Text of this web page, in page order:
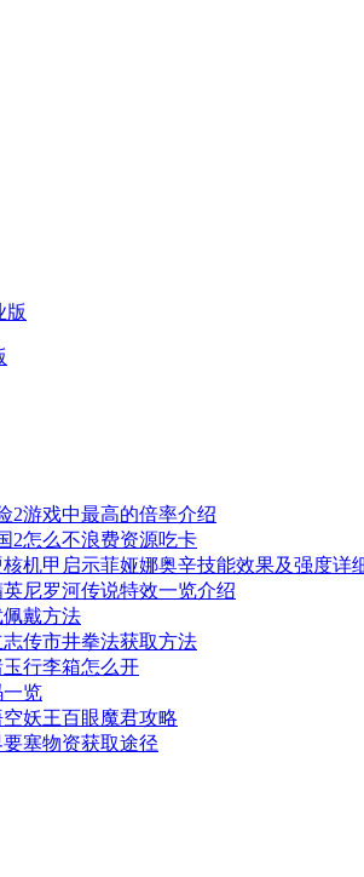
2游戏中最高的倍率介绍
2怎么不浪费资源吃卡
机甲启示菲娅娜奥辛技能效果及强度详
尼罗河传说特效一览介绍
戴方法
传市井拳法获取方法
行李箱怎么开
览
妖王百眼魔君攻略
塞物资获取途径